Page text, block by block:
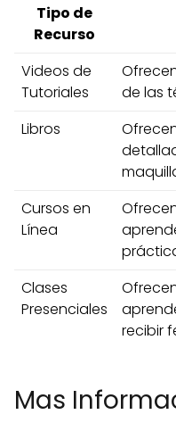
Tipo de
Recurso
Videos de
Tutoriales
de las
Libros
Cursos en
Línea
Clases
Presenciales
recibir
Mas